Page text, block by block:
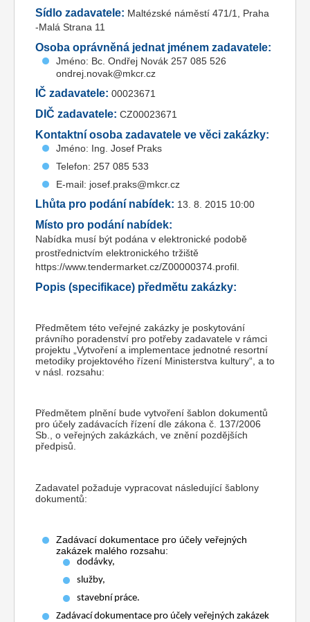
Sídlo zadavatele: Maltézské náměstí 471/1, Praha
-Malá Strana 11
Osoba oprávněná jednat jménem zadavatele:
Jméno: Bc. Ondřej Novák 257 085 526
ondrej.novak@mkcr.cz
IČ zadavatele: 00023671
DIČ zadavatele: CZ00023671
Kontaktní osoba zadavatele ve věci zakázky:
Jméno: Ing. Josef Praks
Telefon: 257 085 533
E-mail: josef.praks@mkcr.cz
Lhůta pro podání nabídek: 13. 8. 2015 10:00
Místo pro podání nabídek:
Nabídka musí být podána v elektronické podobě
prostřednictvím elektronického tržiště
https://www.tendermarket.cz/Z00000374.profil.
Popis (specifikace) předmětu zakázky:
Předmětem této veřejné zakázky je poskytování
právního poradenství pro potřeby zadavatele v rámci
projektu „Vytvoření a implementace jednotné resortní
metodiky projektového řízení Ministerstva kultury“, a to
v násl. rozsahu:
Předmětem plnění bude vytvoření šablon dokumentů
pro účely zadávacích řízení dle zákona č. 137/2006
Sb., o veřejných zakázkách, ve znění pozdějších
předpisů.
Zadavatel požaduje vypracovat následující šablony
dokumentů:
Zadávací dokumentace pro účely veřejných
zakázek malého rozsahu:
dodávky,
služby,
stavební práce.
Zadávací dokumentace pro účely veřejných zakázek